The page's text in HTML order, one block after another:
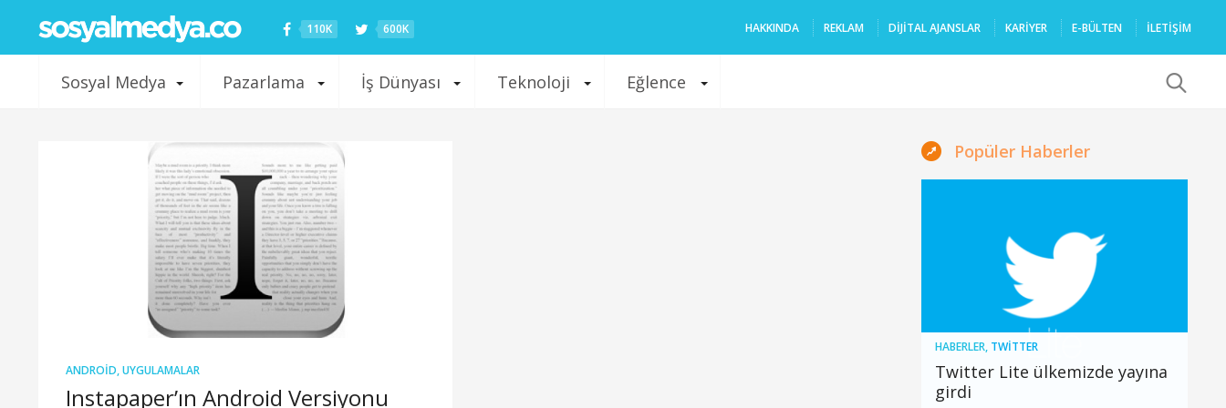
110K 600K HAKKINDA REKLAM DIJITAL AJANSLAR KARIYER E-BÜLTEN İLETİŞİM
Sosyal Medya Pazarlama İş Dünyası Teknoloji Eğlence
ANDROID,UYGULAMALAR
Instapaper’ın Android Versiyonu
Popüler Haberler
HABERLER, TWITTER
Twitter Lite ülkemizde yayına
girdi